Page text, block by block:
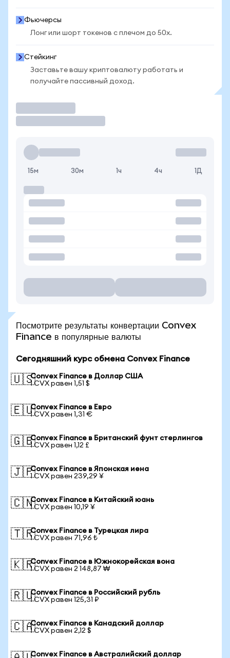
Фьючерсы
Лонг или шорт токенов с плечом до 50x.
Стейкинг
Заставьте вашу криптовалюту работать и
получайте пассивный доход.
15м 30м 1ч 4ч 1Д
Посмотрите результаты конвертации Convex
Finance в популярные валюты
Сегодняшний курс обмена Convex Finance
🇺🇸Convex Finance в Доллар США
1 CVX равен 1,51 $
🇪🇺Convex Finance в Евро
1 CVX равен 1,31 €
🇬🇧Convex Finance в Британский фунт стерлингов
1 CVX равен 1,12 £
🇯🇵Convex Finance в Японская иена
1 CVX равен 239,29 ¥
🇨🇳Convex Finance в Китайский юань
1 CVX равен 10,19 ¥
🇹🇷Convex Finance в Турецкая лира
1 CVX равен 71,96 ₺
🇰🇷Convex Finance в Южнокорейская вона
1 CVX равен 2 148,87 ₩
🇷🇺Convex Finance в Российский рубль
1 CVX равен 125,31 ₽
🇨🇦Convex Finance в Канадский доллар
1 CVX равен 2,12 $
Convex Finance в Австралийский доллар